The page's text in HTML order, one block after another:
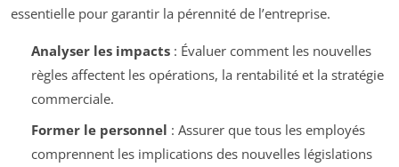
essentielle pour garantir la pérennité de l’entreprise.
Analyser les impacts: Évaluer comment les nouvelles
règles affectent les opérations, la rentabilité et la stratégie
commerciale.
Former le personnel : Assurer que tous les employés
comprennent les implications des nouvelles législations